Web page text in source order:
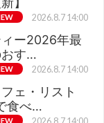
2026.8.7 14:00
ー2026年最
おす…
2026.8.7 14:00
ェ・リスト
食べ…